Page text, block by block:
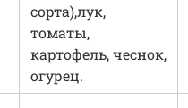
сорта),лук,
томаты,
картофель, чеснок,
огурец.